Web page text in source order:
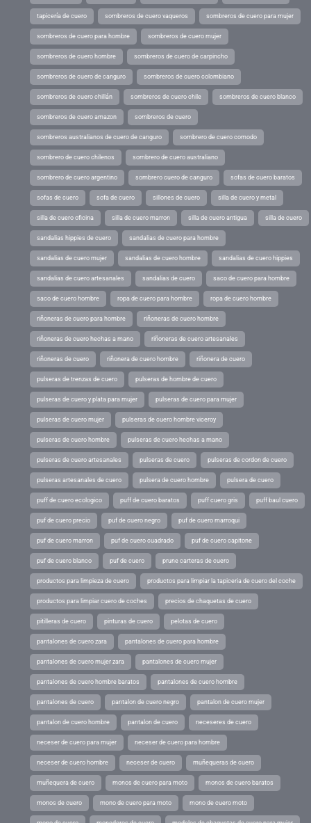
tapicería de cuero sombreros de cuero vaqueros sombreros de cuero para mujer
sombreros de cuero para hombre sombreros de cuero mujer
sombreros de cuero hombre sombreros de cuero de carpincho
sombreros de cuero de canguro sombreros de cuero colombiano
sombreros de cuero chillán sombreros de cuero chile sombreros de cuero blanco
sombreros de cuero amazon sombreros de cuero
sombreros australianos de cuero de canguro sombrero de cuero comodo
sombrero de cuero chilenos sombrero de cuero australiano
sombrero de cuero argentino sombrero cuero de canguro sofas de cuero baratos
sofas de cuero sofa de cuero sillones de cuero silla de cuero y metal
silla de cuero oficina silla de cuero marron silla de cuero antigua silla de cuero
sandalias hippies de cuero sandalias de cuero para hombre
sandalias de cuero mujer sandalias de cuero hombre sandalias de cuero hippies
sandalias de cuero artesanales sandalias de cuero saco de cuero para hombre
saco de cuero hombre ropa de cuero para hombre ropa de cuero hombre
riñoneras de cuero para hombre riñoneras de cuero hombre
riñoneras de cuero hechas a mano riñoneras de cuero artesanales
riñoneras de cuero riñonera de cuero hombre riñonera de cuero
pulseras de trenzas de cuero pulseras de hombre de cuero
pulseras de cuero y plata para mujer pulseras de cuero para mujer
pulseras de cuero mujer pulseras de cuero hombre viceroy
pulseras de cuero hombre pulseras de cuero hechas a mano
pulseras de cuero artesanales pulseras de cuero pulseras de cordon de cuero
pulseras artesanales de cuero pulsera de cuero hombre pulsera de cuero
puff de cuero ecologico puff de cuero baratos puff cuero gris puff baul cuero
puf de cuero precio puf de cuero negro puf de cuero marroqui
puf de cuero marron puf de cuero cuadrado puf de cuero capitone
puf de cuero blanco puf de cuero prune carteras de cuero
productos para limpieza de cuero productos para limpiar la tapiceria de cuero del coche
productos para limpiar cuero de coches precios de chaquetas de cuero
pitilleras de cuero pinturas de cuero pelotas de cuero
pantalones de cuero zara pantalones de cuero para hombre
pantalones de cuero mujer zara pantalones de cuero mujer
pantalones de cuero hombre baratos pantalones de cuero hombre
pantalones de cuero pantalon de cuero negro pantalon de cuero mujer
pantalon de cuero hombre pantalon de cuero neceseres de cuero
neceser de cuero para mujer neceser de cuero para hombre
neceser de cuero hombre neceser de cuero muñequeras de cuero
muñequera de cuero monos de cuero para moto monos de cuero baratos
monos de cuero mono de cuero para moto mono de cuero moto